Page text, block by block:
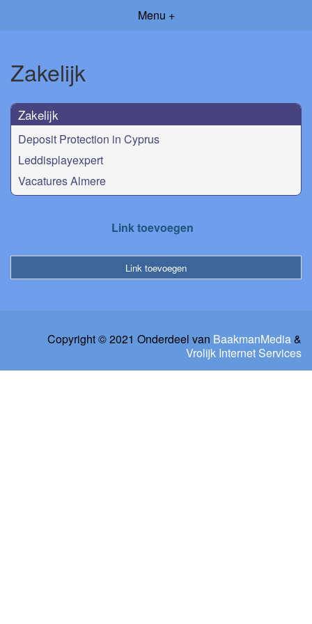
Menu +
Zakelijk
Zakelijk
Deposit Protection in Cyprus
Leddisplayexpert
Vacatures Almere
Link toevoegen
Link toevoegen
Copyright © 2021 Onderdeel van BaakmanMedia&
Vrolijk Internet Services